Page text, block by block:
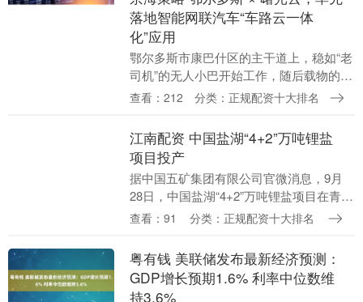
落地智能网联汽车“车路云一体
化”应用
鄂尔多斯市康巴什区的主干道上，稳如“老
司机”的无人小巴开始工作，随后载物的L4
级无人驾驶物流配送车开始在城区穿梭，
鄂尔多斯....
查看：212 分类：正规配资十大排名
江南配资 中国盐湖“4+2”万吨锂盐
项目投产
据中国五矿集团有限公司官微消息，9月
28日，中国盐湖“4+2”万吨锂盐项目在青海
省海西州格尔木市顺利投产。....
查看：91 分类：正规配资十大排名
粤有钱 美联储发布最新经济预测：
GDP增长预期1.6% 利率中位数维
持3.6%